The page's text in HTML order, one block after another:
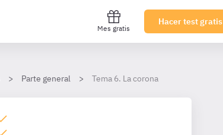
Mes gratis
Hacer test gratis
Parte general Tema 6. La corona